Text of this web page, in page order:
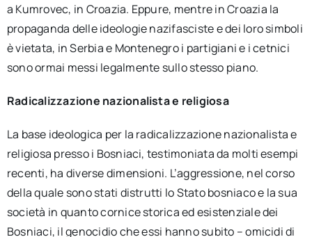
a Kumrovec, in Croazia. Eppure, mentre in Croazia la
propaganda delle ideologie nazifasciste e dei loro simboli
è vietata, in Serbia e Montenegro i partigiani e i cetnici
sono ormai messi legalmente sullo stesso piano.
Radicalizzazione nazionalista e religiosa
La base ideologica per la radicalizzazione nazionalista e
religiosa presso i Bosniaci, testimoniata da molti esempi
recenti, ha diverse dimensioni. L’aggressione, nel corso
della quale sono stati distrutti lo Stato bosniaco e la sua
società in quanto cornice storica ed esistenziale dei
Bosniaci, il genocidio che essi hanno subito – omicidi di